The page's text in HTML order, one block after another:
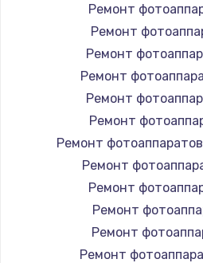
Ремонт
Ремонт
Ремонт
Ремонт
Ремонт
Ремонт
Ремонт
Ремонт
Ремонт
Ремонт
Ремонт
Ремонт